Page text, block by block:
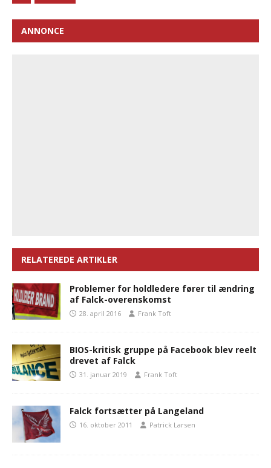
ANNONCE
RELATEREDE ARTIKLER
Problemer for holdledere fører til ændring
af Falck-overenskomst
28. april 2016 Frank Toft
BIOS-kritisk gruppe på Facebook blev reelt
drevet af Falck
31. januar 2019 Frank Toft
Falck fortsætter på Langeland
16. oktober 2011 Patrick Larsen